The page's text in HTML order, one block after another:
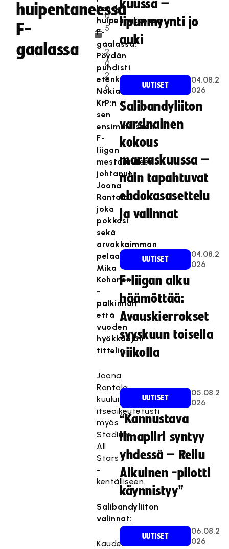
huipentaneessa
F-
gaalassa
.
0
5
.
2
0
2
6
kauden
huipennuksessa
F-
gaalassa.
Pöydän
puhdisti
etenkin
Nokian
KrP:n
sen
ensimmäiseen
F-
liigan
mestaruuteen
johtanut
Joona
Rantala,
joka
pokkasi
sekä
arvokkaimman
pelaajan
Mika
Kohonen
-
palkinnon
että
vuoden
hyökkääjän
tittelin.
Joona
Rantala
kuului
itseoikeutetusti
myös
Stadium
All
Stars
-
kentälliseen.
Salibandyliiton
valinnat:
Kauden
kuussa –
lipunmyynti jo
auki
UUTISET
04.08.2
026
Salibandyliiton
varsinainen
kokous
marraskuussa –
näin tapahtuvat
ehdokasasettelu
ja valinnat
UUTISET
04.08.2
026
F-liigan alku
häämöttää:
Avauskierrokset
syyskuun toisella
viikolla
UUTISET
05.08.2
026
“Kannustava
ilmapiiri syntyy
yhdessä – Reilu
Aikuinen -pilotti
käynnistyy”
UUTISET
06.08.2
026